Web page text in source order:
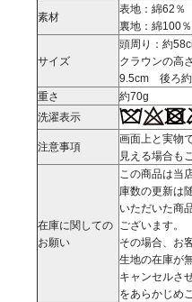
素材
表地：綿62
裏地：綿100％
サイズ
頭周り：約
クラウンの高
9.5cm 後ろ約
重さ
約70g
洗濯表示
注意事項
画面上と実物
見える場合も
在庫に関しての
お願い
この商品は当
庫数の更新は
いただいた商
ございます。
その場合、お
生地の在庫が
キャンセルさ
をあらかじめ